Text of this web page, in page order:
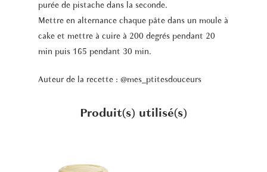
purée de pistache dans la seconde.
Mettre en alternance chaque pâte dans un moule à
cake et mettre à cuire à 200 degrés pendant 20
min puis 165 pendant 30 min.
Auteur de la recette : @mes_ptitesdouceurs
Produit(s) utilisé(s)